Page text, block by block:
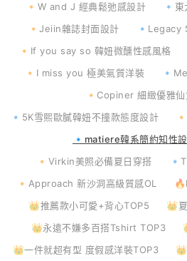
🔸W and J 經典鬆弛感設計
🔹
🔸Jeiin雜誌封面設計
🔹Legacy
🔸If you say so 韓妞微醺性感風格
🔸I miss you 極美氣質洋裝
🔸Copiner 細緻優雅
🔹5K雪熙歐膩韓妞不撞款態度設計
🔹matiere韓系簡約知性
🔸Virkin美照必備夏日穿搭
🔸Approach 新沙洞高級質感OL
👑推薦款小可愛+背心TOP5
👑
👑永遠不嫌多百搭Tshirt TOP3
👑一件就超有型 度假感洋裝TOP3